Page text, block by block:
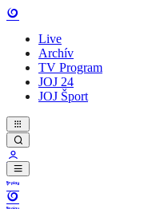
Live
Archív
TV Program
JOJ 24
JOJ Šport